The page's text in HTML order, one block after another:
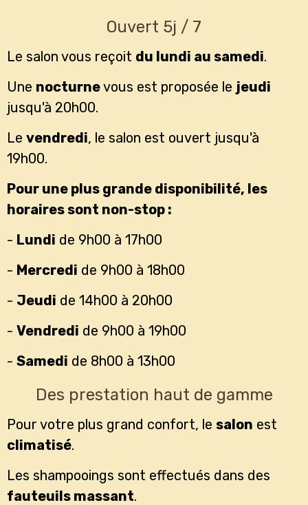
Ouvert 5j / 7
Le salon vous reçoit du lundi au samedi.
Une nocturnevous est proposée le jeudi
jusqu'à 20h00.
Le vendredi, le salon est ouvert jusqu'à
19h00.
Pour une plus grande disponibilité, les
horaires sont non-stop :
- Lundi de 9h00 à 17h00
- Mercredi de 9h00 à 18h00
- Jeudi de 14h00 à 20h00
- Vendredi de 9h00 à 19h00
- Samedi de 8h00 à 13h00
Des prestation haut de gamme
Pour votre plus grand confort, le salon est
climatisé.
Les shampooings sont effectués dans des
fauteuils massant.